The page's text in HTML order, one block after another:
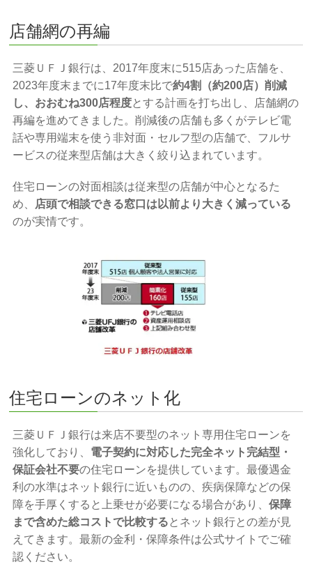
店舗網の再編
三菱ＵＦＪ銀行は、2017年度末に515店あった店舗を、
2023年度末までに17年度末比で約4割（約200店）削減
し、おおむね300店程度とする計画を打ち出し、店舗網の
再編を進めてきました。削減後の店舗も多くがテレビ電
話や専用端末を使う非対面・セルフ型の店舗で、フルサ
ービスの従来型店舗は大きく絞り込まれています。
住宅ローンの対面相談は従来型の店舗が中心となるた
め、 店頭で相談できる窓口は以前より大きく減っている
のが実情です。
住宅ローンのネット化
三菱ＵＦＪ銀行は来店不要型のネット専用住宅ローンを
強化しており、 電子契約に対応した完全ネット完結型・
保証会社不要の住宅ローンを提供しています。最優遇金
利の水準はネット銀行に近いものの、疾病保障などの保
障を手厚くすると上乗せが必要になる場合があり、保障
まで含めた総コストで比較する とネット銀行との差が見
えてきます。最新の金利・保障条件は公式サイトでご確
認ください。